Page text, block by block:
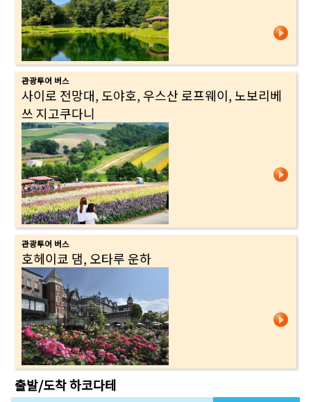
관광투어 버스
사이로 전망대, 도야호, 우스산 로프웨이, 노보리베
쓰 지고쿠다니
관광투어 버스
호헤이쿄 댐, 오타루 운하
출발/도착하코다테